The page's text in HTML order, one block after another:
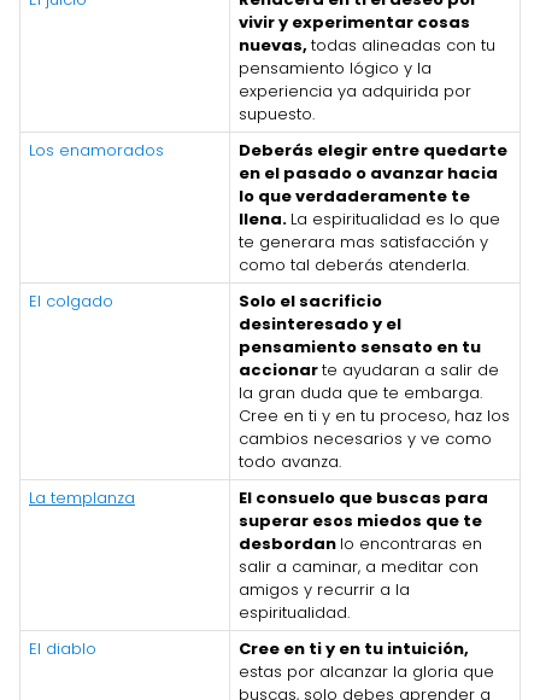
vivir y experimentar cosas
nuevas, todas alineadas con tu
pensamiento lógico y la
experiencia ya adquirida por
supuesto.
Los enamorados
Deberás elegir entre quedarte
en el pasado o avanzar hacia
lo que verdaderamente te
llena. La espiritualidad es lo que
te generara mas satisfacción y
como tal deberás atenderla.
El colgado
Solo el sacrificio
desinteresado y el
pensamiento sensato en tu
accionarte ayudaran a salir de
la gran duda que te embarga.
Cree en ti y en tu proceso, haz los
cambios necesarios y ve como
todo avanza.
La templanza
El consuelo que buscas para
superar esos miedos que te
desbordan lo encontraras en
salir a caminar, a meditar con
amigos y recurrir a la
espiritualidad.
El diablo
Cree en ti y en tu intuición,
estas por alcanzar la gloria que
buscas, solo debes aprender a